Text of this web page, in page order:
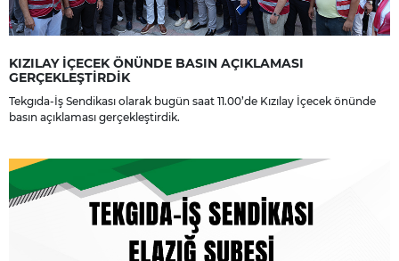
KIZILAY İÇECEK ÖNÜNDE BASIN AÇIKLAMASI
GERÇEKLEŞTİRDİK
Tekgıda-İş Sendikası olarak bugün saat 11.00’de Kızılay İçecek önünde
basın açıklaması gerçekleştirdik.